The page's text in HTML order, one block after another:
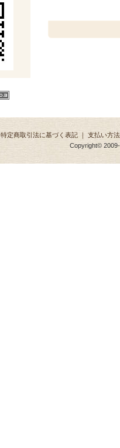
特定商取引法に基づく表記｜ 支払い方
Copyright©